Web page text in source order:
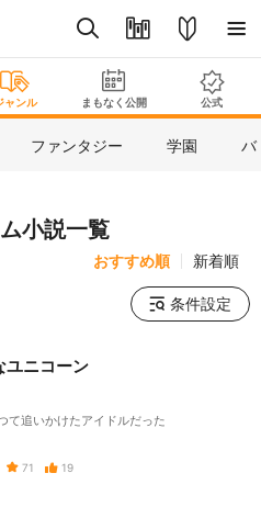
ャンル まもなく公開 公式
ファンタジー 学園 バ
小説一覧
おすすめ順 新着順
条件設定
ユニコーン
て追いかけたアイドルだった
71 19